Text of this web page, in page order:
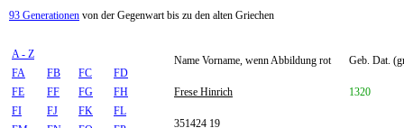
93 Generationen von der Gegenwart bis zu den alten Griechen
A - Z
FA
FB FC
FD
FE
FF FG
FH
FI
FJ FK
FL
Name Vorname, wenn Abbildung rot Geb. Dat.
Frese Hinrich 1320
351424 19